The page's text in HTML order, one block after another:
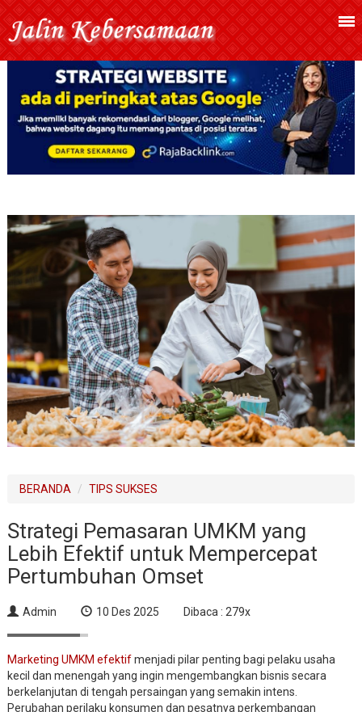
BERANDA TIPS SUKSES
Strategi Pemasaran UMKM yang
Lebih Efektif untuk Mempercepat
Pertumbuhan Omset
Admin 10 Des 2025 Dibaca : 279x
Marketing UMKM efektifmenjadi pilar penting bagi pelaku usaha
kecil dan menengah yang ingin mengembangkan bisnis secara
berkelanjutan di tengah persaingan yang semakin intens.
Perubahan perilaku konsumen dan pesatnya perkembangan